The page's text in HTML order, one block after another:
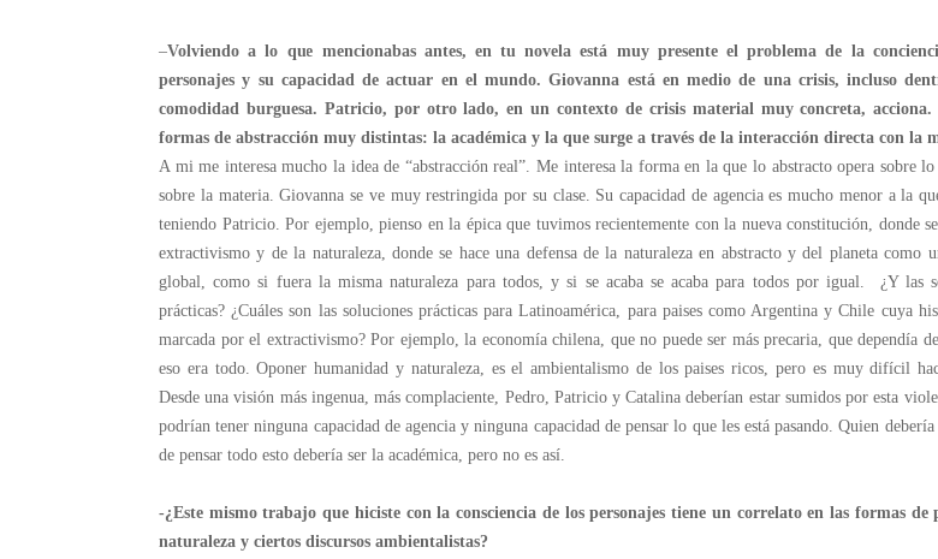
–Volviendo a lo que mencionabas antes, en tu novela está muy presente el problema de la
personajes y su capacidad de actuar en el mundo. Giovanna está en medio de una crisis, incluso
comodidad burguesa. Patricio, por otro lado, en un contexto de crisis material muy concreta, acciona.
formas de abstracción muy distintas: la académica y la que surge a través de la interacción directa con la
A mi me interesa mucho la idea de “abstracción real”. Me interesa la forma en la que lo abstracto opera sobre lo
sobre la materia. Giovanna se ve muy restringida por su clase. Su capacidad de agencia es mucho menor a la
teniendo Patricio. Por ejemplo, pienso en la épica que tuvimos recientemente con la nueva constitución, donde
extractivismo y de la naturaleza, donde se hace una defensa de la naturaleza en abstracto y del planeta como
global, como si fuera la misma naturaleza para todos, y si se acaba se acaba para todos por igual. ¿Y las
prácticas? ¿Cuáles son las soluciones prácticas para Latinoamérica, para paises como Argentina y Chile cuya
marcada por el extractivismo? Por ejemplo, la economía chilena, que no puede ser más precaria, que dependía
eso era todo. Oponer humanidad y naturaleza, es el ambientalismo de los paises ricos, pero es muy difícil
Desde una visión más ingenua, más complaciente, Pedro, Patricio y Catalina deberían estar sumidos por esta
podrían tener ninguna capacidad de agencia y ninguna capacidad de pensar lo que les está pasando. Quien debería
de pensar todo esto debería ser la académica, pero no es así.
-¿Este mismo trabajo que hiciste con la consciencia de los personajes tiene un correlato en las formas de
naturaleza y ciertos discursos ambientalistas?